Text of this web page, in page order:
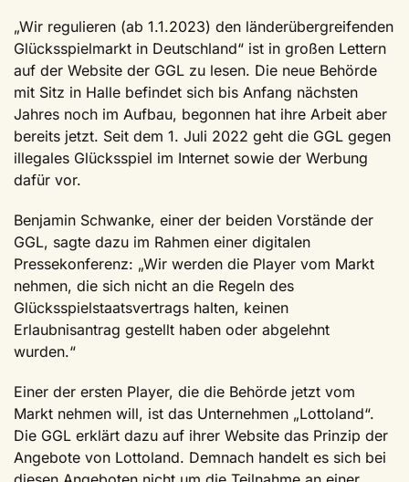
„Wir regulieren (ab 1.1.2023) den länderübergreifenden
Glücksspielmarkt in Deutschland“ ist in großen Lettern
auf der Website der GGL zu lesen. Die neue Behörde
mit Sitz in Halle befindet sich bis Anfang nächsten
Jahres noch im Aufbau, begonnen hat ihre Arbeit aber
bereits jetzt. Seit dem 1. Juli 2022 geht die GGL gegen
illegales Glücksspiel im Internet sowie der Werbung
dafür vor.
Benjamin Schwanke, einer der beiden Vorstände der
GGL, sagte dazu im Rahmen einer digitalen
Pressekonferenz: „Wir werden die Player vom Markt
nehmen, die sich nicht an die Regeln des
Glücksspielstaatsvertrags halten, keinen
Erlaubnisantrag gestellt haben oder abgelehnt
wurden.“
Einer der ersten Player, die die Behörde jetzt vom
Markt nehmen will, ist das Unternehmen „Lottoland“.
Die GGL erklärt dazu auf ihrer Website das Prinzip der
Angebote von Lottoland. Demnach handelt es sich bei